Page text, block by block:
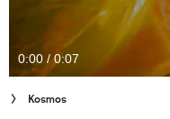
Cuda Polski
Wielki Konkurs Fotograficzny
0:00 / 0:07
Kosmos